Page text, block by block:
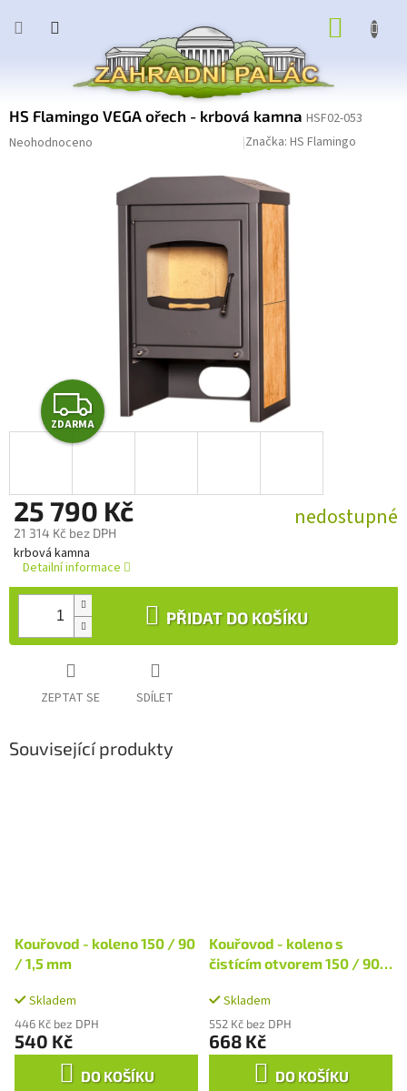
HS Flamingo VEGA ořech - krbová kamna HSF02-053
Průměrné
Neohodnoceno Značka: HS Flamingo
Z
D
R
M
A
ZDARMA
25 790 Kč
21 314 Kč bez DPH
Měrná
cena:
nedostupné
PŘIDAT DO KOŠÍKU
krbová kamna
Detailní informace
ZEPTAT SE SDÍLET
Související produkty
Kouřovod - koleno 150 / 90
/ 1,5 mm
Skladem
446 Kč bez DPH
540 Kč
DO KOŠÍKU
Kouřovod - koleno s
čistícím otvorem 150 / 90 /
Skladem
552 Kč bez DPH
668 Kč
DO KOŠÍKU